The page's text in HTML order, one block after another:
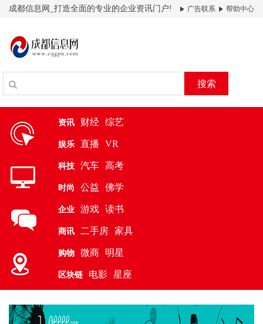
成都信息网_打造全面的专业的企业资讯门户! 广告联系 帮助中心
搜索
资讯 财经 综艺
娱乐 直播 VR
科技 汽车 高考
时尚 公益 佛学
企业 游戏 读书
商讯 二手房 家具
购物 微商 明星
区块链 电影 星座